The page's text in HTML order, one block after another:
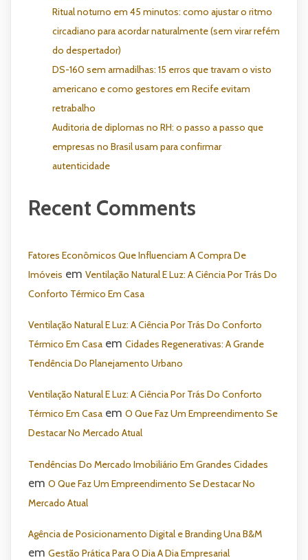
Ritual noturno em 45 minutos: como ajustar o ritmo
circadiano para acordar naturalmente (sem virar refém
do despertador)
DS-160 sem armadilhas: 15 erros que travam o visto
americano e como gestores em Recife evitam
retrabalho
Auditoria de diplomas no RH: o passo a passo que
empresas no Brasil usam para confirmar
autenticidade
Recent Comments
Fatores Econômicos Que Influenciam A Compra De
Imóveis em Ventilação Natural E Luz: A Ciência Por Trás Do
Conforto Térmico Em Casa
Ventilação Natural E Luz: A Ciência Por Trás Do Conforto
Térmico Em Casa em Cidades Regenerativas: A Grande
Tendência Do Planejamento Urbano
Ventilação Natural E Luz: A Ciência Por Trás Do Conforto
Térmico Em Casa em O Que Faz Um Empreendimento Se
Destacar No Mercado Atual
Tendências Do Mercado Imobiliário Em Grandes Cidades
em O Que Faz Um Empreendimento Se Destacar No
Mercado Atual
Agência de Posicionamento Digital e Branding Una B&M
em Gestão Prática Para O Dia A Dia Empresarial